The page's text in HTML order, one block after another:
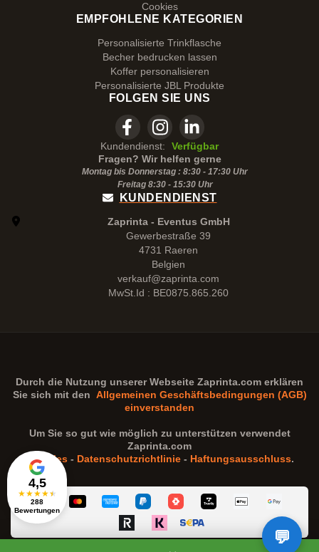
4,5
★★★★★
288
Bewertungen
Cookies
EMPFOHLENE KATEGORIEN
Personalisierte Trinkflasche
Becher bedrucken lassen
Koffer personalisieren
Personalisierte JBL Produkte
FOLGEN SIE UNS
Kundendienst:
Verfügbar
Fragen? Wir helfen gerne
Montag bis Donnerstag : 8:30 - 17:30 Uhr
Freitag 8:30 - 15:30Uhr
KUNDENDIENST
Zaprinta - Eventus GmbH
Gewerbestraße 39
4731 Raeren
Belgien
verkauf@zaprinta.com
MwSt.Id : BE0875.865.260
Durch die Nutzung unserer Webseite Zaprinta.com erklären
Sie sich mit den Allgemeinen Geschäftsbedingungen (AGB)
einverstanden
Um Sie so gut wie möglich zu unterstützen verwendet
Zaprinta.com
Cookies - Datenschutzrichtlinie - Haftungsausschluss.